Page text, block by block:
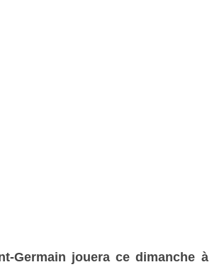
Germain jouera cedimanche à